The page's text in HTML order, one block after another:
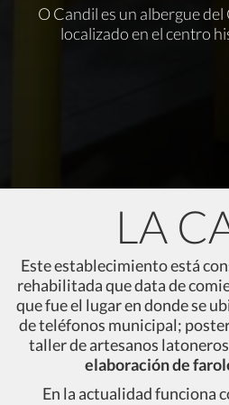
O Candil es un albergue
localizado en el centro
LA
Este establecimiento está
rehabilitada que data de
que fue el lugar en donde se
de teléfonos municipal;
taller de artesanos
elaboración de
En la actualidad funciona